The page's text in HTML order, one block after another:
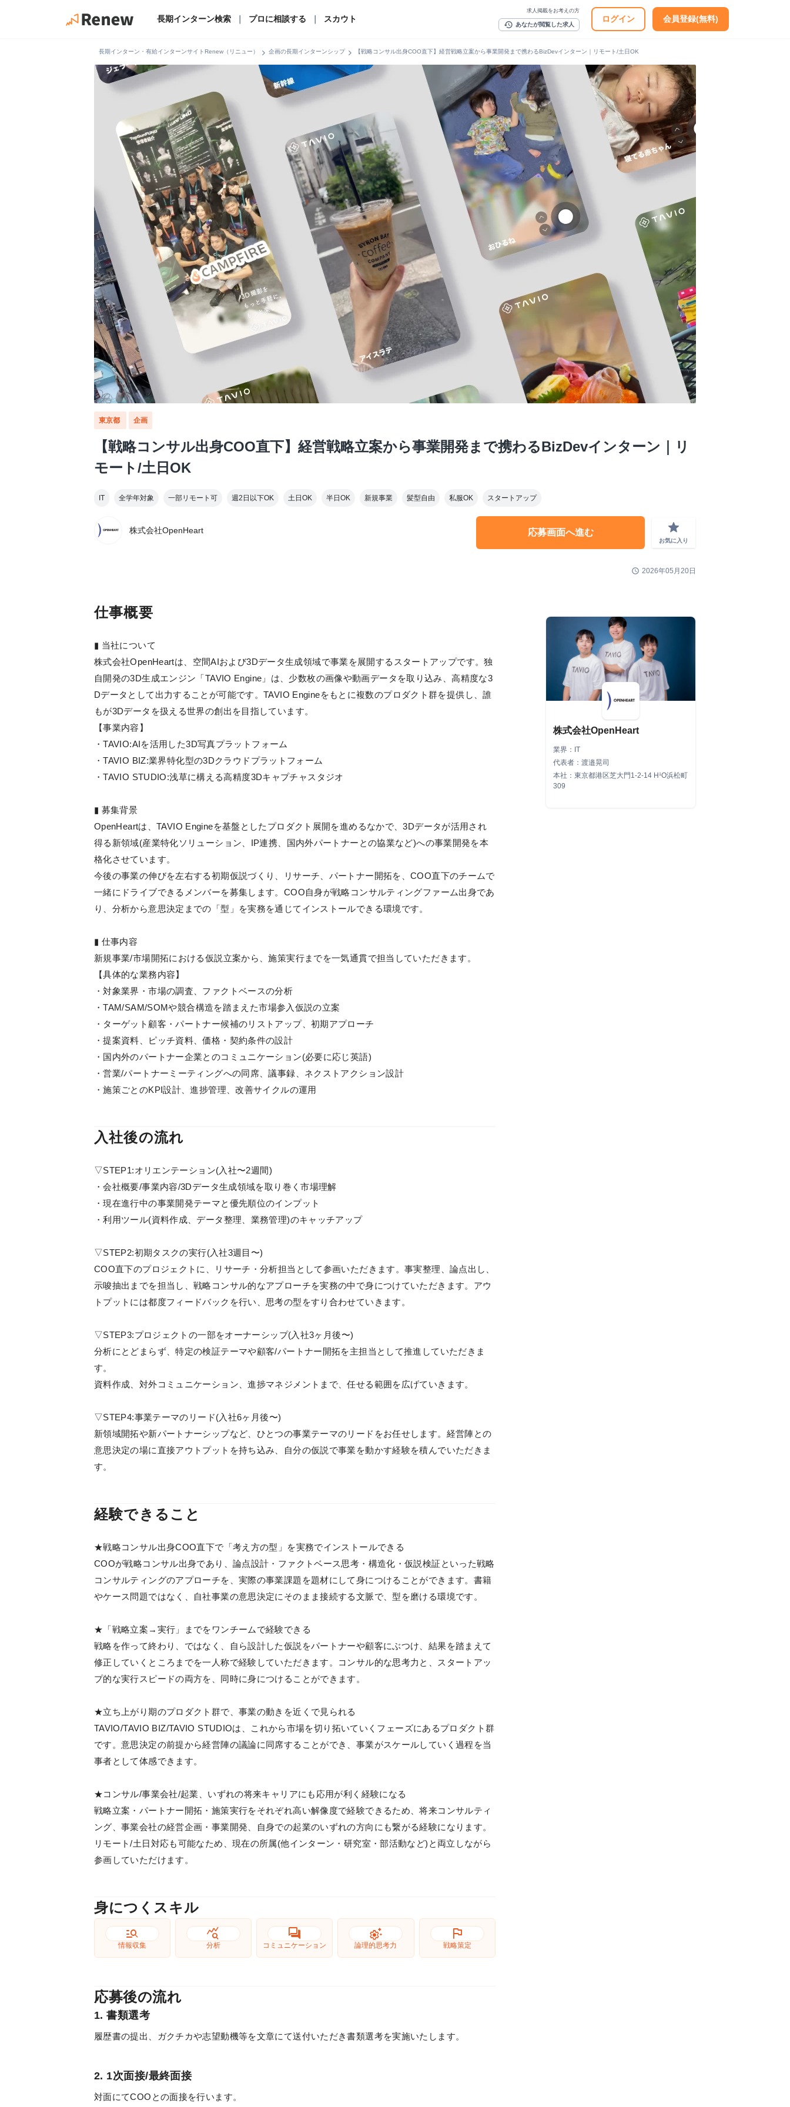
長期インターン検索 プロに相談する スカウト
求人掲載をお考えの方
history あなたが閲覧した求人
ログイン 会員登録(無料)
長期インターン・有給インターンサイトRenew（リニュー） chevron_right 企画の長期インターンシップchevron_right 【戦略コンサル出身COO直下】経営戦略立案から事業開発まで携わるBizDevインターン｜リモート/土日OK
東京都 企画
【戦略コンサル出身COO直下】経営戦略立案から事業開発まで携わるBizDevインターン｜リ
モート/土日OK
IT 全学年対象 一部リモート可 週2日以下OK 土日OK 半日OK 新規事業 髪型自由 私服OK スタートアップ
株式会社OpenHeart 応募画面へ進む grade
お気に入り
schedule 2026年05月20日
仕事概要
▮ 当社について
株式会社OpenHeartは、空間AIおよび3Dデータ生成領域で事業を展開するスタートアップです。独
自開発の3D生成エンジン「TAVIO Engine」は、少数枚の画像や動画データを取り込み、高精度な3
Dデータとして出力することが可能です。TAVIO Engineをもとに複数のプロダクト群を提供し、誰
もが3Dデータを扱える世界の創出を目指しています。
【事業内容】
・TAVIO:AIを活用した3D写真プラットフォーム
・TAVIO BIZ:業界特化型の3Dクラウドプラットフォーム
・TAVIO STUDIO:浅草に構える高精度3Dキャプチャスタジオ
▮ 募集背景
OpenHeartは、TAVIO Engineを基盤としたプロダクト展開を進めるなかで、3Dデータが活用され
得る新領域(産業特化ソリューション、IP連携、国内外パートナーとの協業など)への事業開発を本
格化させています。
今後の事業の伸びを左右する初期仮説づくり、リサーチ、パートナー開拓を、COO直下のチームで
一緒にドライブできるメンバーを募集します。COO自身が戦略コンサルティングファーム出身であ
り、分析から意思決定までの「型」を実務を通じてインストールできる環境です。
▮ 仕事内容
新規事業/市場開拓における仮説立案から、施策実行までを一気通貫で担当していただきます。
【具体的な業務内容】
・対象業界・市場の調査、ファクトベースの分析
・TAM/SAM/SOMや競合構造を踏まえた市場参入仮説の立案
・ターゲット顧客・パートナー候補のリストアップ、初期アプローチ
・提案資料、ピッチ資料、価格・契約条件の設計
・国内外のパートナー企業とのコミュニケーション(必要に応じ英語)
・営業/パートナーミーティングへの同席、議事録、ネクストアクション設計
・施策ごとのKPI設計、進捗管理、改善サイクルの運用
入社後の流れ
▽STEP1:オリエンテーション(入社〜2週間)
・会社概要/事業内容/3Dデータ生成領域を取り巻く市場理解
・現在進行中の事業開発テーマと優先順位のインプット
・利用ツール(資料作成、データ整理、業務管理)のキャッチアップ
▽STEP2:初期タスクの実行(入社3週目〜)
COO直下のプロジェクトに、リサーチ・分析担当として参画いただきます。事実整理、論点出し、
示唆抽出までを担当し、戦略コンサル的なアプローチを実務の中で身につけていただきます。アウ
トプットには都度フィードバックを行い、思考の型をすり合わせていきます。
▽STEP3:プロジェクトの一部をオーナーシップ(入社3ヶ月後〜)
分析にとどまらず、特定の検証テーマや顧客/パートナー開拓を主担当として推進していただきま
す。
資料作成、対外コミュニケーション、進捗マネジメントまで、任せる範囲を広げていきます。
▽STEP4:事業テーマのリード(入社6ヶ月後〜)
新領域開拓や新パートナーシップなど、ひとつの事業テーマのリードをお任せします。経営陣との
意思決定の場に直接アウトプットを持ち込み、自分の仮説で事業を動かす経験を積んでいただきま
す。
経験できること
★戦略コンサル出身COO直下で「考え方の型」を実務でインストールできる
COOが戦略コンサル出身であり、論点設計・ファクトベース思考・構造化・仮説検証といった戦略
コンサルティングのアプローチを、実際の事業課題を題材にして身につけることができます。書籍
やケース問題ではなく、自社事業の意思決定にそのまま接続する文脈で、型を磨ける環境です。
★「戦略立案→実行」までをワンチームで経験できる
戦略を作って終わり、ではなく、自ら設計した仮説をパートナーや顧客にぶつけ、結果を踏まえて
修正していくところまでを一人称で経験していただきます。コンサル的な思考力と、スタートアッ
プ的な実行スピードの両方を、同時に身につけることができます。
★立ち上がり期のプロダクト群で、事業の動きを近くで見られる
TAVIO/TAVIO BIZ/TAVIO STUDIOは、これから市場を切り拓いていくフェーズにあるプロダクト群
です。意思決定の前提から経営陣の議論に同席することができ、事業がスケールしていく過程を当
事者として体感できます。
★コンサル/事業会社/起業、いずれの将来キャリアにも応用が利く経験になる
戦略立案・パートナー開拓・施策実行をそれぞれ高い解像度で経験できるため、将来コンサルティ
ング、事業会社の経営企画・事業開発、自身での起業のいずれの方向にも繋がる経験になります。
リモート/土日対応も可能なため、現在の所属(他インターン・研究室・部活動など)と両立しながら
参画していただけます。
身につくスキル
manage_search
情報収集
query_stats
分析
forum
コミュニケーション
settings_suggest
論理的思考力
flag
戦略策定
応募後の流れ
1. 書類選考
履歴書の提出、ガクチカや志望動機等を文章にて送付いただき書類選考を実施いたします。
2. 1次面接/最終面接
対面にてCOOとの面接を行います。
株式会社OpenHeart
業界：IT
代表者：渡邉晃司
本社：東京都港区芝大門1-2-14 H¹O浜松町
309